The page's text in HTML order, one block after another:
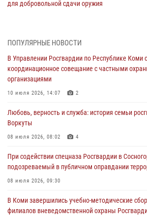
для добровольной сдачи оружия
Росгвардии по Республике Коми лично
31 июля 2026, 06:57 8
В Усинске росгвардейцы оперативно
30 июля 2026, 13:53
В Санкт-Петербурге прошел окружной этап
Всероссийского конкурса профессионального
сотрудников вневедомственной охраны
В Сыктывкаре росгвардейцы приняли участие
Дня Крещения Руси и Дня святого
28 июля 2026, 13:32 8
ПОПУЛЯРНЫЕ НОВОСТИ
В Управлении Росгвардии по Республике Коми
координационное совещание с частными
организациями
10 июля 2026, 14:07 2
Любовь, верность и служба: история семьи
Воркуты
08 июля 2026, 08:02 4
При содействии спецназа Росгвардии в
подозреваемый в публичном оправдании
08 июля 2026, 09:30
В Коми завершились учебно-методические
филиалов вневедомственной охраны